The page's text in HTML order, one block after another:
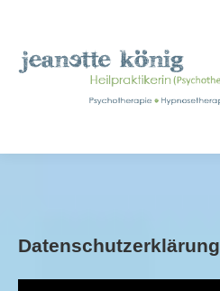
Datenschutzerklärung